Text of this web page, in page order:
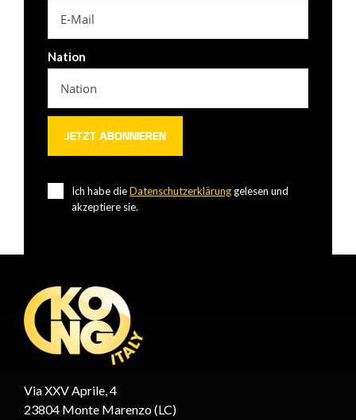
Nation
Ich habe dieDatenschutzerklärung gelesen und
akzeptiere sie.
Via XXV Aprile, 4
23804 Monte Marenzo (LC)